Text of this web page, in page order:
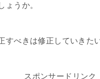
ょうか。
すべきは修正していきた
スポンサードリンク